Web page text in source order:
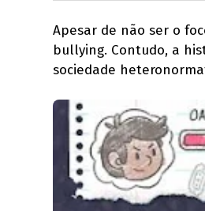
Apesar de não ser o
bullying. Contudo, a
sociedade